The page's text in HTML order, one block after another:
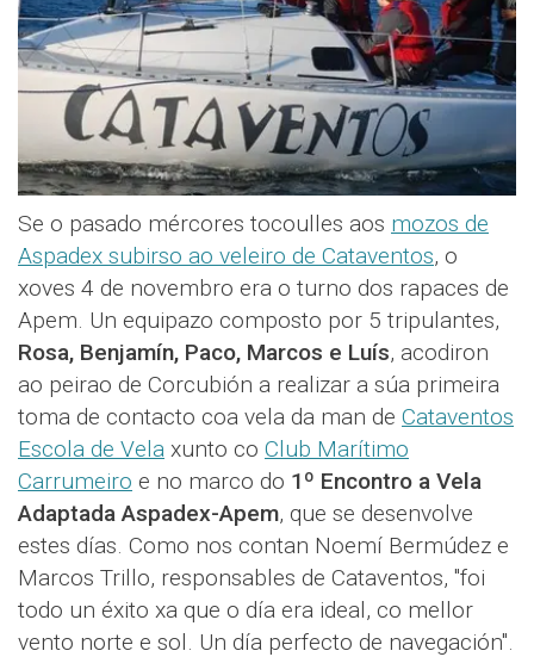
Se o pasado mércores tocoulles aos mozos de
Aspadex subirso ao veleiro de Cataventos, o
xoves 4 de novembro era o turno dos rapaces de
Apem. Un equipazo composto por 5 tripulantes,
Rosa, Benjamín, Paco, Marcos e Luís, acodiron
ao peirao de Corcubión a realizar a súa primeira
toma de contacto coa vela da man de Cataventos
Escola de Vela xunto co Club Marítimo
Carrumeiro e no marco do 1º Encontro a Vela
Adaptada Aspadex-Apem, que se desenvolve
estes días. Como nos contan Noemí Bermúdez e
Marcos Trillo, responsables de Cataventos, "foi
todo un éxito xa que o día era ideal, co mellor
vento norte e sol. Un día perfecto de navegación".